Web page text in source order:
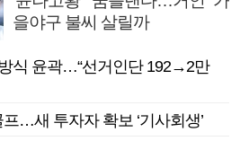
을야구 불씨 살릴까
식 윤곽…“선거인단 192→2만
…새 투자자 확보 ‘기사회생’